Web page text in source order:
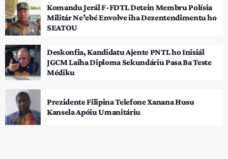
Komandu Jerál F-FDTL Detein Membru Polísia
Militár Ne’ebé Envolve iha Dezentendimentu ho
SEATOU
Deskonfia, Kandidatu Ajente PNTL ho Inisiál
JGCM Laiha Diploma Sekundáriu Pasa Ba Teste
Médiku
Prezidente Filipina Telefone Xanana Husu
Kansela Apóiu Umanitáriu